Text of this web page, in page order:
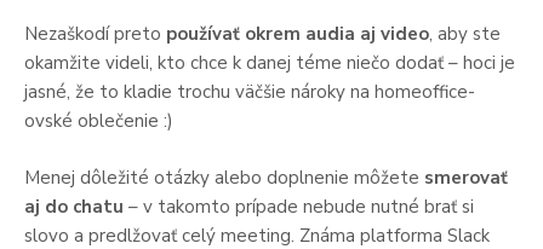
Nezaškodí preto používať okrem audia aj video, aby ste
okamžite videli, kto chce k danej téme niečo dodať – hoci je
jasné, že to kladie trochu väčšie nároky na homeoffice-
ovské oblečenie :)
Menej dôležité otázky alebo doplnenie môžete smerovať
aj do chatu – v takomto prípade nebude nutné brať si
slovo a predlžovať celý meeting. Známa platforma Slack